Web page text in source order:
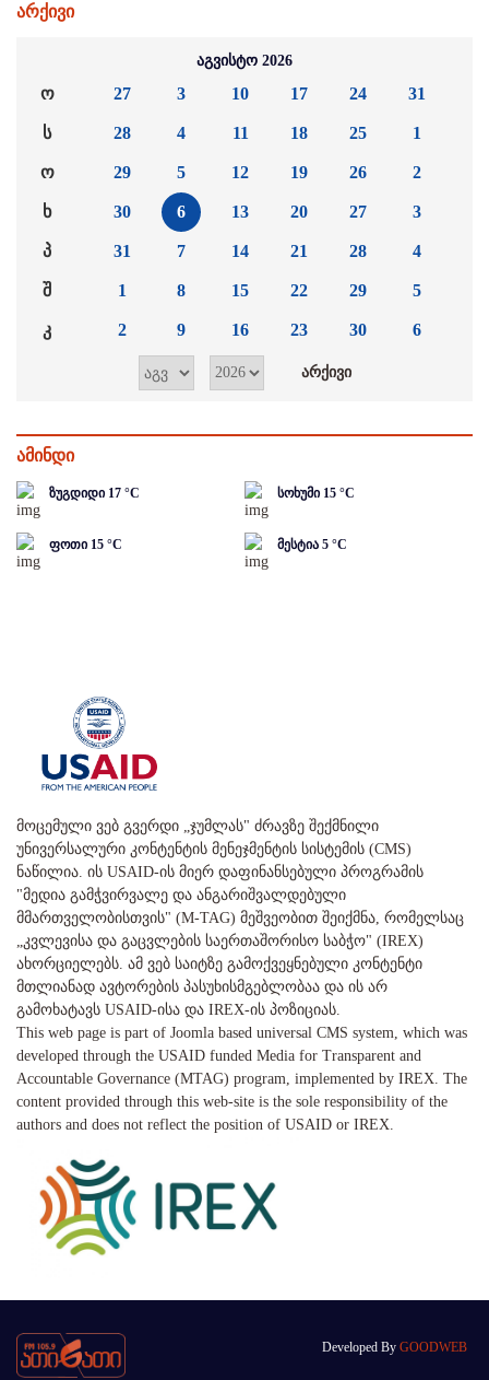
არქივი
აგვისტო 2026
ო
ს
ო
ხ
პ
შ
კ
27
28
29
30
31
1
2
3
4
5
6
7
8
9
10
11
12
13
14
15
16
17
18
19
20
21
22
23
24
25
26
27
28
29
30
31
1
2
3
4
5
6
ამინდი
ზუგდიდი 17 °C სოხუმი 15 °C
ფოთი 15 °C მესტია 5 °C
მოცემული ვებ გვერდი „ჯუმლას" ძრავზე შექმნილი
უნივერსალური კონტენტის მენეჯმენტის სისტემის (CMS)
ნაწილია. ის USAID-ის მიერ დაფინანსებული პროგრამის
"მედია გამჭვირვალე და ანგარიშვალდებული
მმართველობისთვის" (M-TAG) მეშვეობით შეიქმნა, რომელსაც
„კვლევისა და გაცვლების საერთაშორისო საბჭო" (IREX)
ახორციელებს. ამ ვებ საიტზე გამოქვეყნებული კონტენტი
მთლიანად ავტორების პასუხისმგებლობაა და ის არ
გამოხატავს USAID-ისა და IREX-ის პოზიციას.
This web page is part of Joomla based universal CMS system, which was
developed through the USAID funded Media for Transparent and
Accountable Governance (MTAG) program, implemented by IREX. The
content provided through this web-site is the sole responsibility of the
authors and does not reflect the position of USAID or IREX.
Developed By GOODWEB